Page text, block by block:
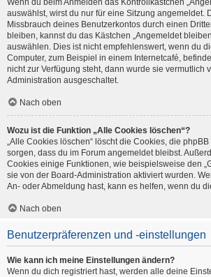
Wenn du beim Anmelden das Kontrollkästchen
auswählst, wirst du nur für eine Sitzung angemeldet.
Missbrauch deines Benutzerkontos durch einen
bleiben, kannst du das Kästchen „Angemeldet
auswählen. Dies ist nicht empfehlenswert, wenn du
Computer, zum Beispiel in einem Internetcafé,
nicht zur Verfügung steht, dann wurde sie vermutlich
Administration ausgeschaltet.
Nach oben
Wozu ist die Funktion „Alle Cookies löschen“?
„Alle Cookies löschen“ löscht die Cookies, die
sorgen, dass du im Forum angemeldet bleibst.
Cookies einige Funktionen, wie beispielsweise den
sie von der Board-Administration aktiviert wurden.
An- oder Abmeldung hast, kann es helfen, wenn du
Nach oben
Benutzerpräferenzen und -einstellungen
Wie kann ich meine Einstellungen ändern?
Wenn du dich registriert hast, werden alle deine